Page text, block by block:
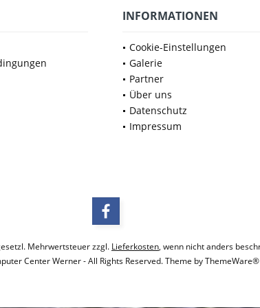
INFORMATIONEN
Cookie-Einstellungen
Galerie
Partner
Über uns
Datenschutz
Impressum
Mehrwertsteuer zzgl. Lieferkosten, wenn nicht anders
Center Werner - All Rights Reserved. Theme byThemeWare®